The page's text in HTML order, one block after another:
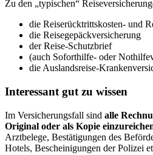
Zu den „typischen“
die Reiserücktrittskosten- und
die Reisegepäckversicherung
der Reise-Schutzbrief
(auch Soforthilfe- oder
die Auslandsreise-
Interessant gut zu wissen
Im Versicherungsfall sind alle
Original oder als Kopie
Arztbelege, Bestätigungen des
Hotels, Bescheinigungen der Polizei